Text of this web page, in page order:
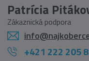
Patrícia
Zákaznická podpora
+421 222 205